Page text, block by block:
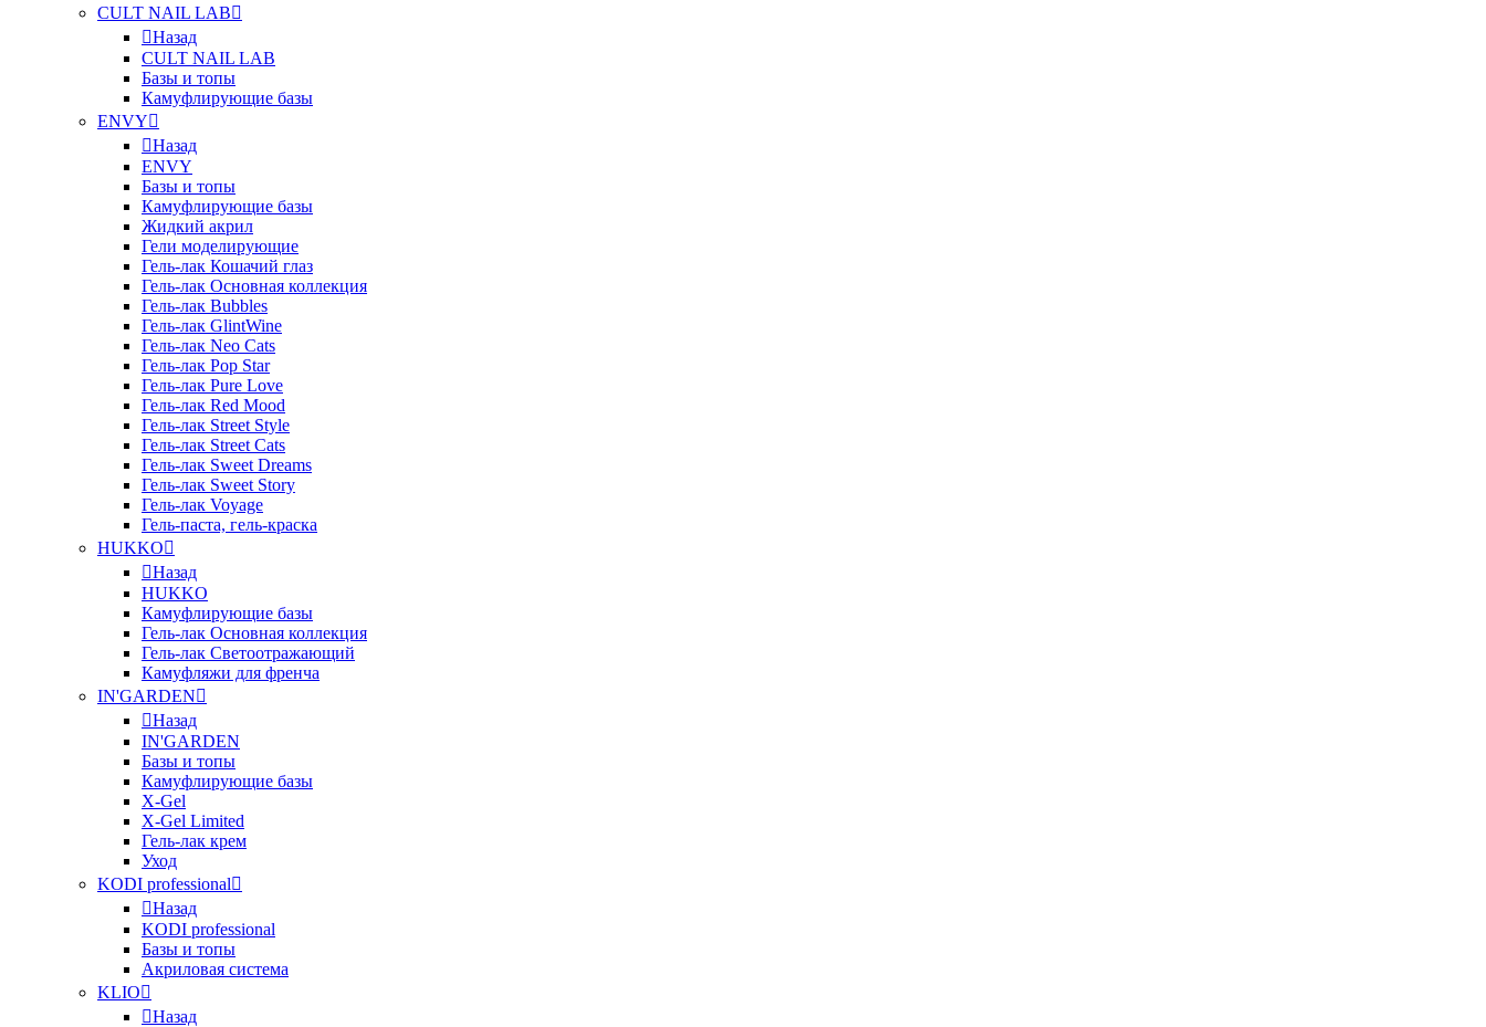
CULT NAIL LAB
Назад
CULT NAIL LAB
Базы и топы
Камуфлирующие базы
ENVY
Назад
ENVY
Базы и топы
Камуфлирующие базы
Жидкий акрил
Гели моделирующие
Гель-лак Кошачий глаз
Гель-лак Основная коллекция
Гель-лак Bubbles
Гель-лак GlintWine
Гель-лак Neo Cats
Гель-лак Pop Star
Гель-лак Pure Love
Гель-лак Red Mood
Гель-лак Street Style
Гель-лак Street Cats
Гель-лак Sweet Dreams
Гель-лак Sweet Story
Гель-лак Voyage
Гель-паста, гель-краска
HUKKO
Назад
HUKKO
Камуфлирующие базы
Гель-лак Основная коллекция
Гель-лак Светоотражающий
Камуфляжи для френча
IN'GARDEN
Назад
IN'GARDEN
Базы и топы
Камуфлирующие базы
X-Gel
X-Gel Limited
Гель-лак крем
Уход
KODI professional
Назад
KODI professional
Базы и топы
Акриловая система
KLIO
Назад